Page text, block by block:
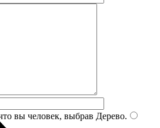
вы человек, выбрав Дерево.